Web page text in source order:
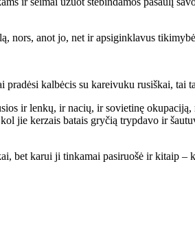
nors, anot jo, net ir apsiginklavus
kalbėcis su kareivuku rusiškai, tai
ir lenkų, ir nacių, ir sovietinę
jie kerzais batais gryčią trypdavo ir
bet karui ji tinkamai pasiruošė ir kitaip –